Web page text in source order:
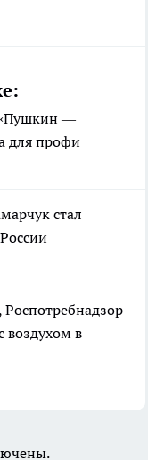
«Пушкин —
для профи
стал
Роспотребнадзор
воздухом в